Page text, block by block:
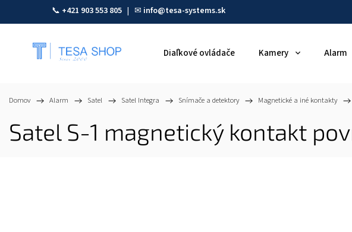
📞 +421 903 553 805 | ✉ info@tesa-systems.sk
Diaľkové ovládače Kamery Alarm
Domov / Alarm / Satel / Satel Integra / Snímače a detektory / Magnetické a iné kontakty /
Satel S-1 magnetický kontakt